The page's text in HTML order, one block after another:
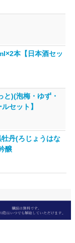
本【日本酒セッ
と)(泡梅・ゆず・
セット】
牡丹(ろじょうはな
醸